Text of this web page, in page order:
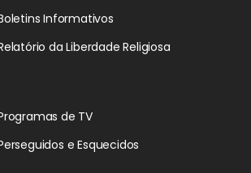
Informativos
da Liberdade Religiosa
de TV
e Esquecidos